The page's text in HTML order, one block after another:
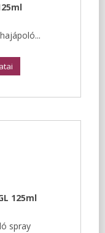
125ml
spray